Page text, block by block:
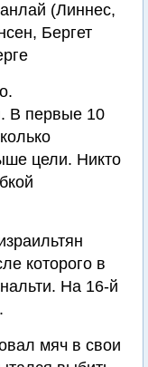
(Линнес,
Бергет
В первые 10
цели. Никто
которого в
На 16-й
мяч в свои